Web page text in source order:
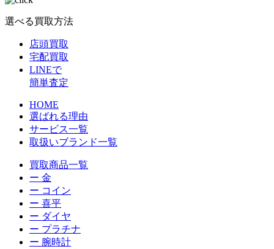
選べる買取方法
店頭買取
宅配買取
LINEで
簡単査定
HOME
選ばれる理由
サービス一覧
取扱いブランド一覧
買取商品一覧
ー 金
ー コイン
ー 喜平
ー ダイヤ
ー プラチナ
ー 腕時計